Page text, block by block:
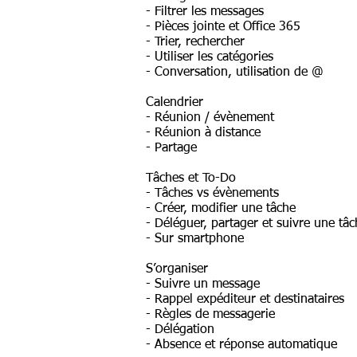
- Filtrer les messages
- Pièces jointe et Office 365
- Trier, rechercher
- Utiliser les catégories
- Conversation, utilisation de @
Calendrier
- Réunion / évènement
- Réunion à distance
- Partage
Tâches et To-Do
- Tâches vs évènements
- Créer, modifier une tâche
- Déléguer, partager et suivre une
- Sur smartphone
S’organiser
- Suivre un message
- Rappel expéditeur et destinataires
- Règles de messagerie
- Délégation
- Absence et réponse automatique